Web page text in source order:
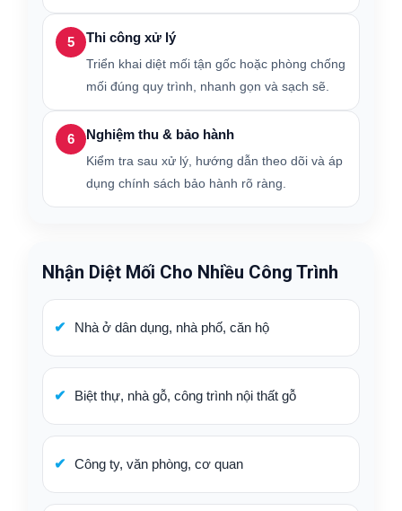
5 Thi công xử lý
Triển khai diệt mối tận gốc hoặc phòng chống
mối đúng quy trình, nhanh gọn và sạch sẽ.
6 Nghiệm thu & bảo hành
Kiểm tra sau xử lý, hướng dẫn theo dõi và áp
dụng chính sách bảo hành rõ ràng.
Nhận Diệt Mối Cho Nhiều Công Trình
Nhà ở dân dụng, nhà phố, căn hộ
Biệt thự, nhà gỗ, công trình nội thất gỗ
Công ty, văn phòng, cơ quan